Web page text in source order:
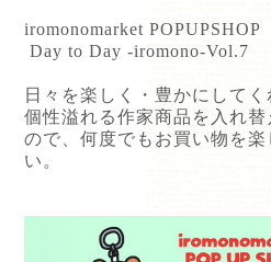
iromonomarket POPUPSHOP
Day to Day -iromono-Vol.7
日々を楽しく・豊かにしてく
個性溢れる作家商品を入れ
ので、何度でもお買い物を
い。